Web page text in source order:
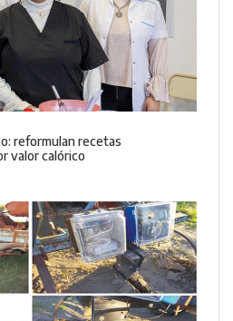
reformulan recetas
valor calórico